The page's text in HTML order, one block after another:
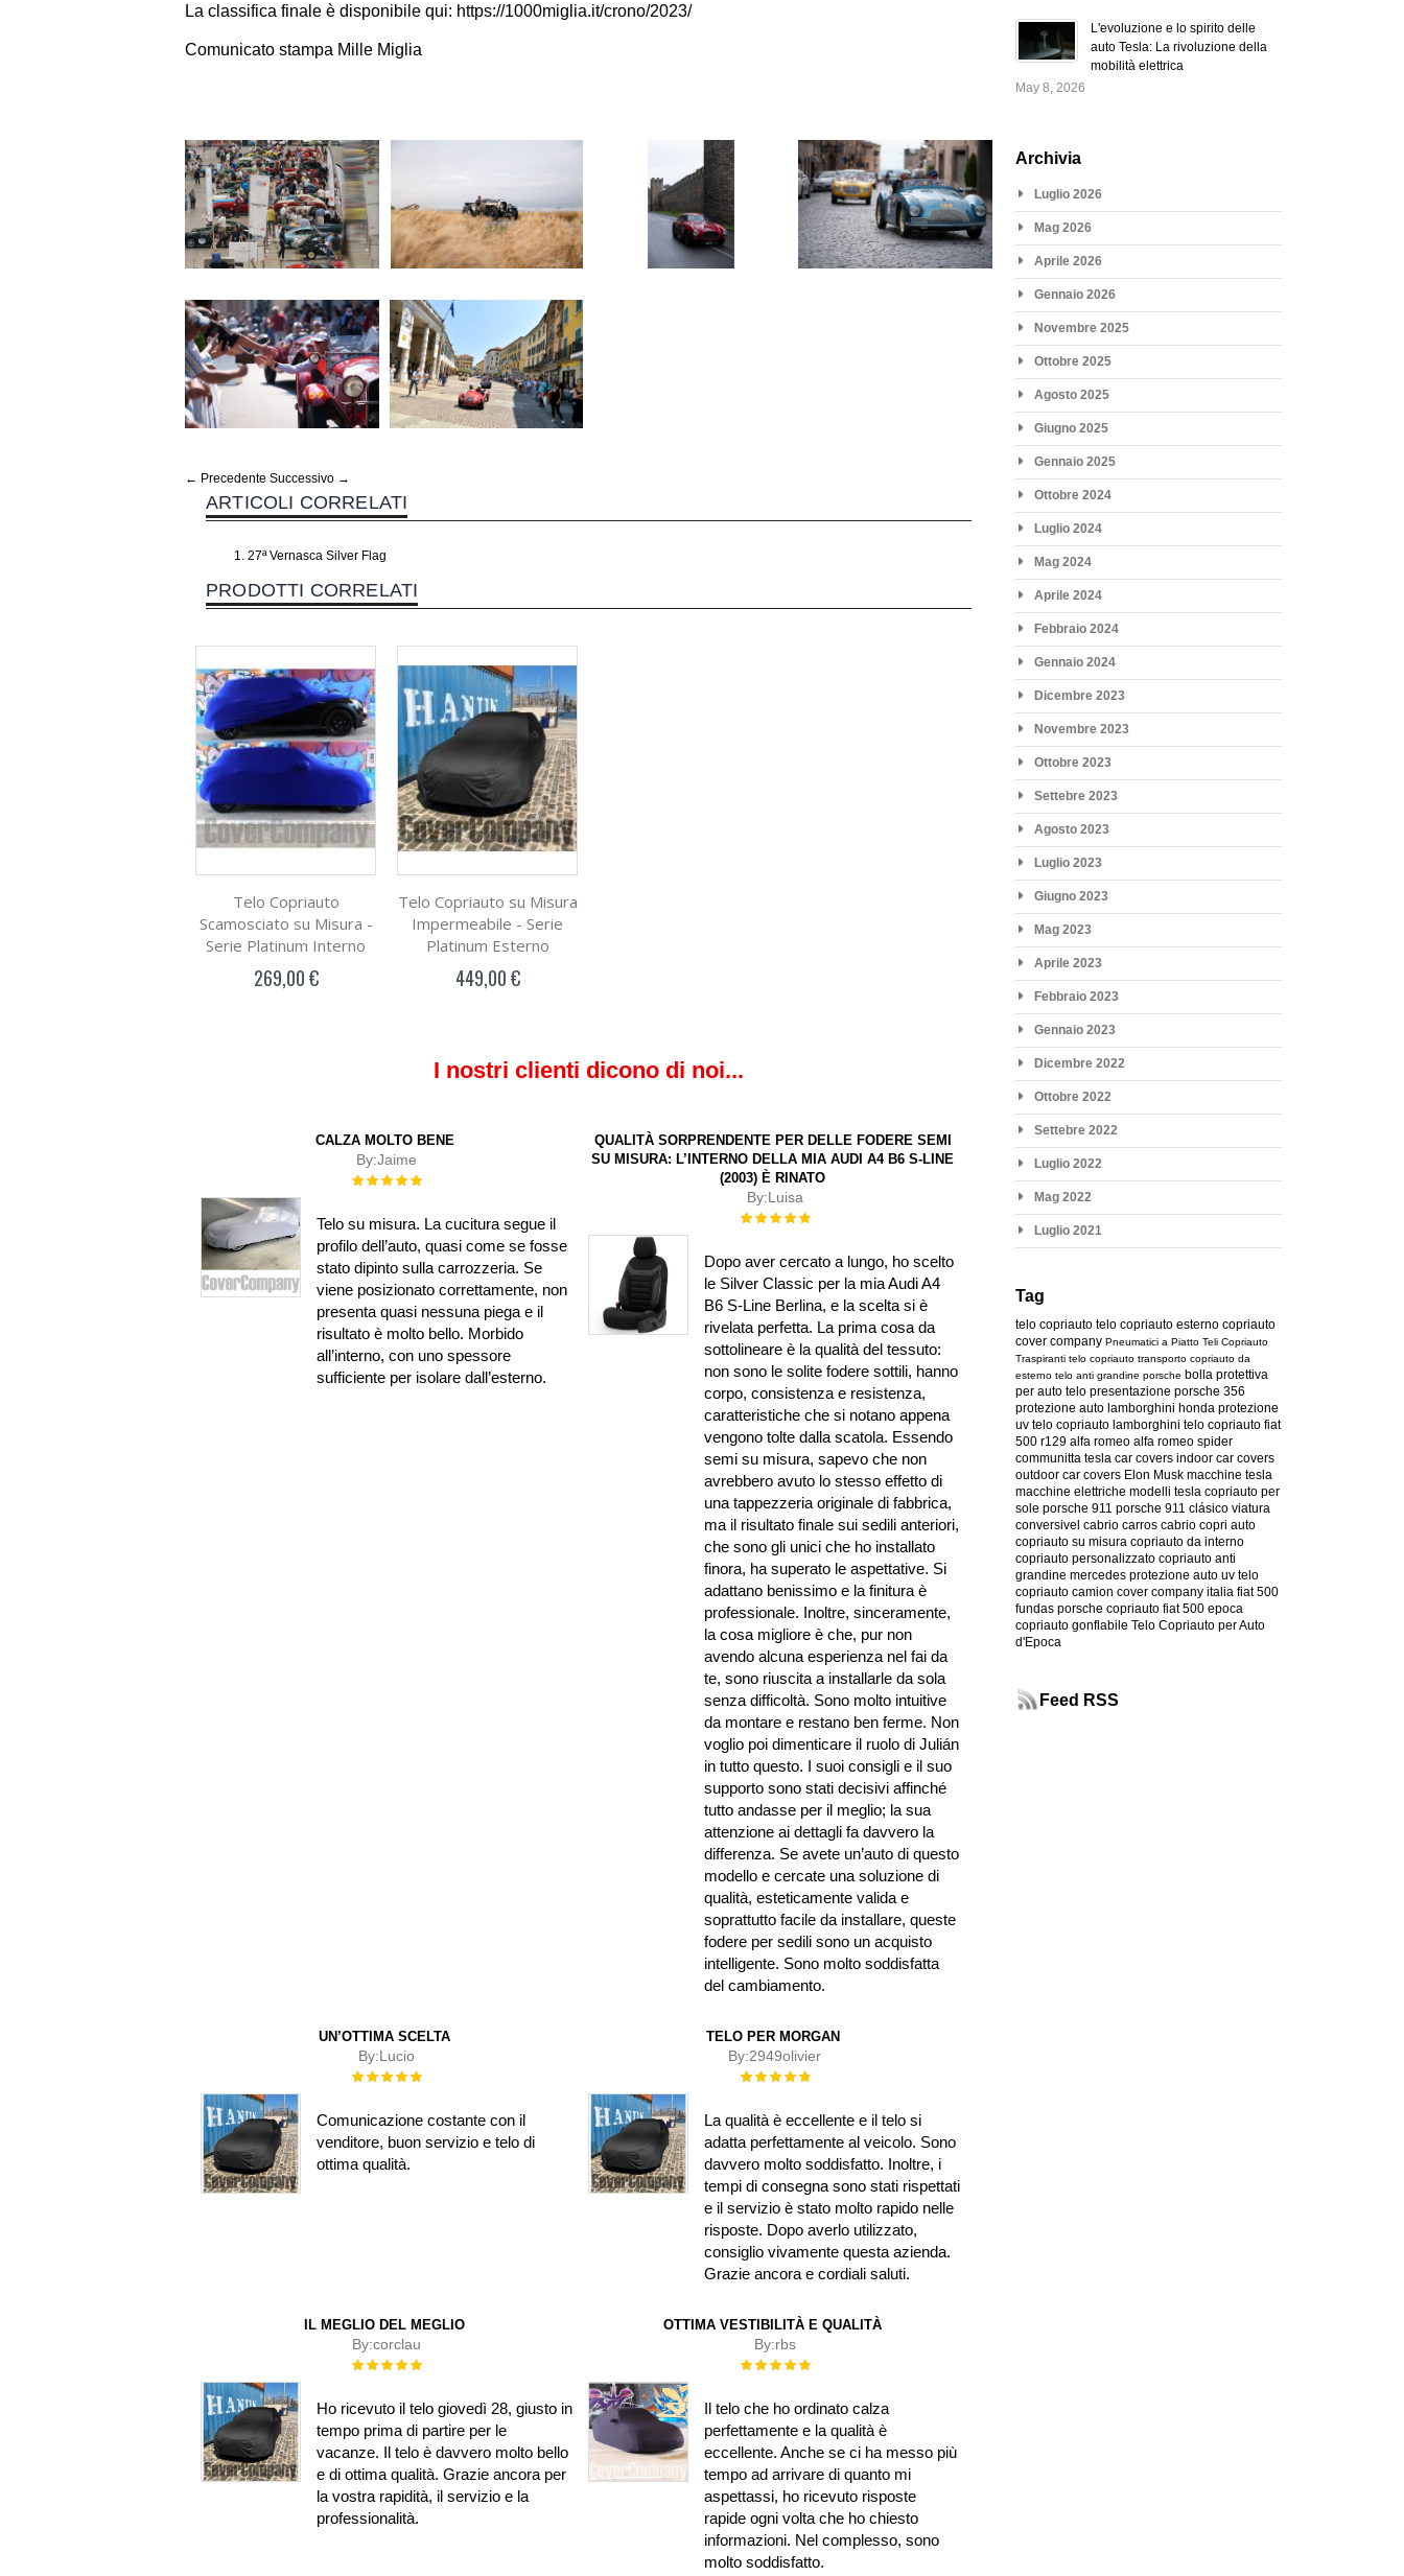
La classifica finale è disponibile qui: https://1000miglia.it/crono/2023/
Comunicato stampa Mille Miglia
← Precedente Successivo →
ARTICOLI CORRELATI
27ª Vernasca Silver Flag
PRODOTTI CORRELATI
Telo Copriauto
Scamosciato su Misura -
Serie Platinum Interno
269,00 €
Telo Copriauto su Misura
Impermeabile - Serie
Platinum Esterno
449,00 €
I nostri clienti dicono di noi...
CALZA MOLTO BENE
By:Jaime
Rating:
Telo su misura. La cucitura segue il
profilo dell’auto, quasi come se fosse
stato dipinto sulla carrozzeria. Se
viene posizionato correttamente, non
presenta quasi nessuna piega e il
risultato è molto bello. Morbido
all’interno, con uno spessore
sufficiente per isolare dall’esterno.
QUALITÀ SORPRENDENTE PER DELLE FODERE SEMI
SU MISURA: L’INTERNO DELLA MIA AUDI A4 B6 S-LINE
(2003) È RINATO
By:Luisa
Rating:
Dopo aver cercato a lungo, ho scelto
le Silver Classic per la mia Audi A4
B6 S-Line Berlina, e la scelta si è
rivelata perfetta. La prima cosa da
sottolineare è la qualità del tessuto:
non sono le solite fodere sottili, hanno
corpo, consistenza e resistenza,
caratteristiche che si notano appena
vengono tolte dalla scatola. Essendo
semi su misura, sapevo che non
avrebbero avuto lo stesso effetto di
una tappezzeria originale di fabbrica,
ma il risultato finale sui sedili anteriori,
che sono gli unici che ho installato
finora, ha superato le aspettative. Si
adattano benissimo e la finitura è
professionale. Inoltre, sinceramente,
la cosa migliore è che, pur non
avendo alcuna esperienza nel fai da
te, sono riuscita a installarle da sola
senza difficoltà. Sono molto intuitive
da montare e restano ben ferme. Non
voglio poi dimenticare il ruolo di Julián
in tutto questo. I suoi consigli e il suo
supporto sono stati decisivi affinché
tutto andasse per il meglio; la sua
attenzione ai dettagli fa davvero la
differenza. Se avete un’auto di questo
modello e cercate una soluzione di
qualità, esteticamente valida e
soprattutto facile da installare, queste
fodere per sedili sono un acquisto
intelligente. Sono molto soddisfatta
del cambiamento.
UN’OTTIMA SCELTA
By:Lucio
Rating:
Comunicazione costante con il
venditore, buon servizio e telo di
ottima qualità.
TELO PER MORGAN
By:2949olivier
Rating:
La qualità è eccellente e il telo si
adatta perfettamente al veicolo. Sono
davvero molto soddisfatto. Inoltre, i
tempi di consegna sono stati rispettati
e il servizio è stato molto rapido nelle
risposte. Dopo averlo utilizzato,
consiglio vivamente questa azienda.
Grazie ancora e cordiali saluti.
IL MEGLIO DEL MEGLIO
By:corclau
Rating:
Ho ricevuto il telo giovedì 28, giusto in
tempo prima di partire per le
vacanze. Il telo è davvero molto bello
e di ottima qualità. Grazie ancora per
la vostra rapidità, il servizio e la
professionalità.
OTTIMA VESTIBILITÀ E QUALITÀ
By:rbs
Rating:
Il telo che ho ordinato calza
perfettamente e la qualità è
eccellente. Anche se ci ha messo più
tempo ad arrivare di quanto mi
aspettassi, ho ricevuto risposte
rapide ogni volta che ho chiesto
informazioni. Nel complesso, sono
molto soddisfatto.
L'evoluzione e lo spirito delle
auto Tesla: La rivoluzione della
mobilità elettrica
May 8, 2026
Archivia
Luglio 2026
Mag 2026
Aprile 2026
Gennaio 2026
Novembre 2025
Ottobre 2025
Agosto 2025
Giugno 2025
Gennaio 2025
Ottobre 2024
Luglio 2024
Mag 2024
Aprile 2024
Febbraio 2024
Gennaio 2024
Dicembre 2023
Novembre 2023
Ottobre 2023
Settebre 2023
Agosto 2023
Luglio 2023
Giugno 2023
Mag 2023
Aprile 2023
Febbraio 2023
Gennaio 2023
Dicembre 2022
Ottobre 2022
Settebre 2022
Luglio 2022
Mag 2022
Luglio 2021
Tag
telo copriauto telo copriauto esterno copriauto
cover company Pneumatici a Piatto Teli Copriauto
Traspiranti telo copriauto transporto copriauto da
esterno telo anti grandine porsche bolla protettiva
per auto telo presentazione porsche 356
protezione auto lamborghini honda protezione
uv telo copriauto lamborghini telo copriauto fiat
500 r129 alfa romeo alfa romeo spider
communitta tesla car covers indoor car covers
outdoor car covers Elon Musk macchine tesla
macchine elettriche modelli tesla copriauto per
sole porsche 911 porsche 911 clásico viatura
conversivel cabrio carros cabrio copri auto
copriauto su misura copriauto da interno
copriauto personalizzato copriauto anti
grandine mercedes protezione auto uv telo
copriauto camion cover company italia fiat 500
fundas porsche copriauto fiat 500 epoca
copriauto gonflabile Telo Copriauto per Auto
d'Epoca
Feed RSS